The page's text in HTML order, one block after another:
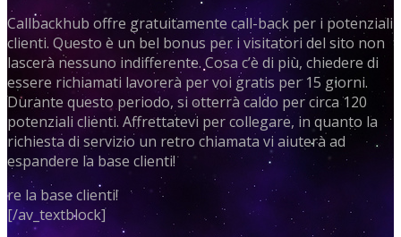
Callbackhub offre gratuitamente call-back per i potenziali
clienti. Questo è un bel bonus per i visitatori del sito non
lascerà nessuno indifferente. Cosa c’è di più, chiedere di
essere richiamati lavorerà per voi gratis per 15 giorni.
Durante questo periodo, si otterrà caldo per circa 120
potenziali clienti. Affrettatevi per collegare, in quanto la
richiesta di servizio un retro chiamata vi aiuterà ad
espandere la base clienti!
re la base clienti!
[/av_textblock]